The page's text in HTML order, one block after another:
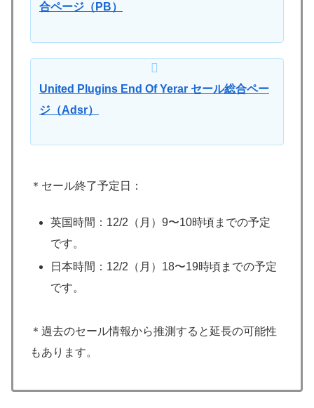
合ページ（PB）
United Plugins End Of Yerar セール総合ペー
ジ（Adsr）
＊セール終了予定日：
英国時間：12/2（月）9〜10時頃までの予定
です。
日本時間：12/2（月）18〜19時頃までの予定
です。
＊過去のセール情報から推測すると延長の可能性
もあります。